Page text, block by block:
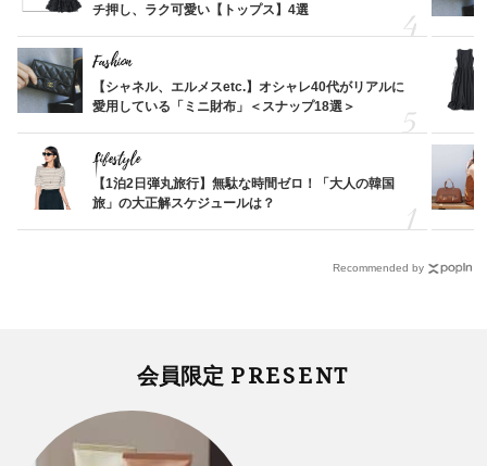
チ押し、ラク可愛い【トップス】4選
Fashion
【シャネル、エルメスetc.】オシャレ40代がリアルに
愛用している「ミニ財布」＜スナップ18選＞
Lifestyle
【1泊2日弾丸旅行】無駄な時間ゼロ！「大人の韓国
旅」の大正解スケジュールは？
Recommended by
会員限定 PRESENT